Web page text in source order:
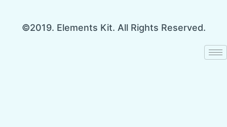
©2019. Elements Kit. All Rights Reserved.